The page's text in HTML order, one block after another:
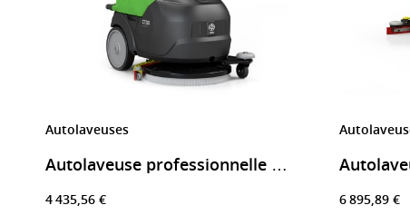
Autolaveuses
Autolaveuse professionnelle CT30 sur batterie ou sur secteur
4 435,56 € 6 895,89 €